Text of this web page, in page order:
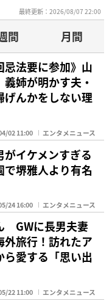
最終更新：2026/08/07 22:00
間
月間
忌法要に参加》山
姉が明かす夫・
げんかをしない理
02 11:00 エンタメニュース
がイケメンすぎる
堺雅人より有名
24 16:00 エンタメニュース
GWに長男夫妻
外旅行！訪れたア
ら愛する「思い出
22 11:00 エンタメニュース